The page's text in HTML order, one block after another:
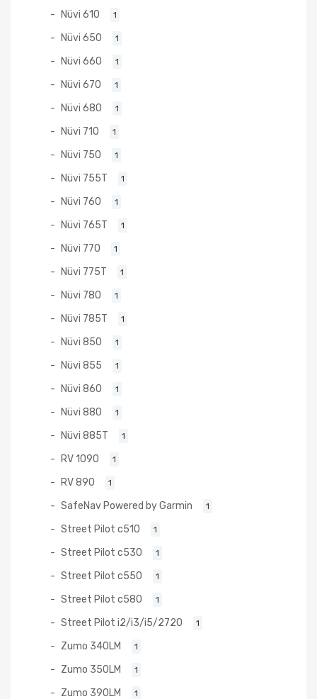
Nüvi 610 1
Nüvi 650 1
Nüvi 660 1
Nüvi 670 1
Nüvi 680 1
Nüvi 710 1
Nüvi 750 1
Nüvi 755T 1
Nüvi 760 1
Nüvi 765T 1
Nüvi 770 1
Nüvi 775T 1
Nüvi 780 1
Nüvi 785T 1
Nüvi 850 1
Nüvi 855 1
Nüvi 860 1
Nüvi 880 1
Nüvi 885T 1
RV 1090 1
RV 890 1
SafeNav Powered by Garmin 1
Street Pilot c510 1
Street Pilot c530 1
Street Pilot c550 1
Street Pilot c580 1
Street Pilot i2/i3/i5/2720 1
Zumo 340LM 1
Zumo 350LM 1
Zumo 390LM 1